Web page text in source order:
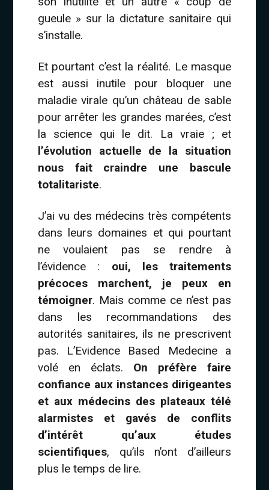
gueule » sur la dictature sanitaire qui
s’installe.
Et pourtant c’est la réalité. Le masque
est aussi inutile pour bloquer une
maladie virale qu’un château de sable
pour arrêter les grandes marées, c’est
la science qui le dit. La vraie ; et
l’évolution actuelle de la situation
nous fait craindre une bascule
totalitariste.
J’ai vu des médecins très compétents
dans leurs domaines et qui pourtant
ne voulaient pas se rendre à
l’évidence : oui, les traitements
précoces marchent, je peux en
témoigner. Mais comme ce n’est pas
dans les recommandations des
autorités sanitaires, ils ne prescrivent
pas. L’Evidence Based Medecine a
volé en éclats. On préfère faire
confiance aux instances dirigeantes
et aux médecins des plateaux télé
alarmistes et gavés de conflits
d’intérêt qu’aux études
scientifiques, qu’ils n’ont d’ailleurs
plus le temps de lire.